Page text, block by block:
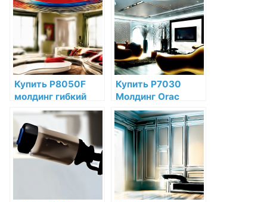
интернет-
магазине
интернет-
магазине
Купить P8050F
молдинг гибкий
Orac Decor
Полиуретан по
низкой цене в
интернет-
магазине
Купить P7030
Молдинг Orac
Decor Полиуретан
по низкой цене в
интернет-
магазине